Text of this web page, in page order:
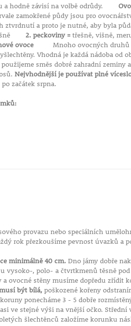
a hodně závisí na volbě odrůdy.
zamokřené půdy jsou pro
a proto je nutné, aby byla
2. peckoviny =třešně, višně,
ovoceMnoho ovocných druhů
Vhodná je každá nádoba od
směs dobré zahradní
Nejvhodnější je používat plné
začátek srpna.
provazu nebo speciálních
rok přezkoušíme pevnost úvazků a
minimálně 40 cm.Dno jámy dobře
vysoko-, polo- a čtvrtkmenů těsně
ovocné stěny musíme dopředu zřídit
být bílá,poškozené kořeny
ponecháme 3 - 5 dobře
ve stejné výši na vnější očko. Střední
šlechtěnců založíme korunku